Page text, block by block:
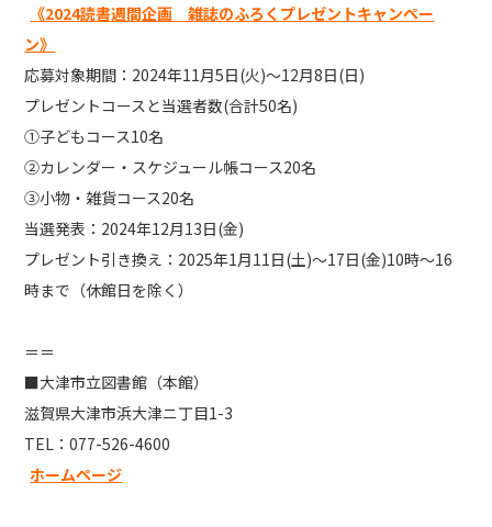
《2024読書週間企画 雑誌のふろくプレゼントキャンペー
ン》
応募対象期間：2024年11月5日(火)～12月8日(日)
プレゼントコースと当選者数(合計50名)
①子どもコース10名
②カレンダー・スケジュール帳コース20名
③小物・雑貨コース20名
当選発表：2024年12月13日(金)
プレゼント引き換え：2025年1月11日(土)～17日(金)10時～16
時まで（休館日を除く）
＝＝
■大津市立図書館（本館）
滋賀県大津市浜大津ニ丁目1-3
TEL：077-526-4600
ホームページ